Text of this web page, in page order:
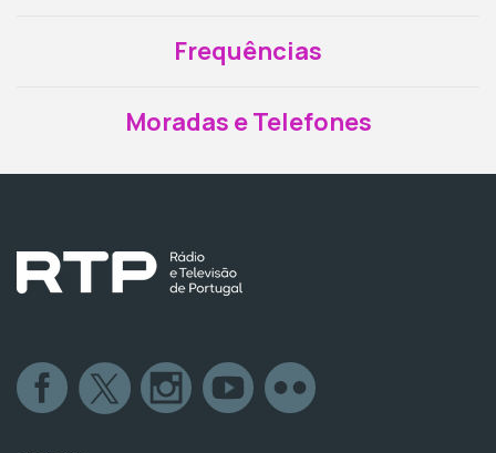
Frequências
Moradas e Telefones